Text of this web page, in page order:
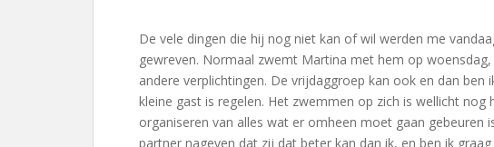
De vele dingen die hij nog niet kan of wil werden me
gewreven. Normaal zwemt Martina met hem op
andere verplichtingen. De vrijdaggroep kan ook en dan ben
kleine gast is regelen. Het zwemmen op zich is wellicht nog
organiseren van alles wat er omheen moet gaan gebeuren
partner nageven dat zij dat beter kan dan ik, en ben ik